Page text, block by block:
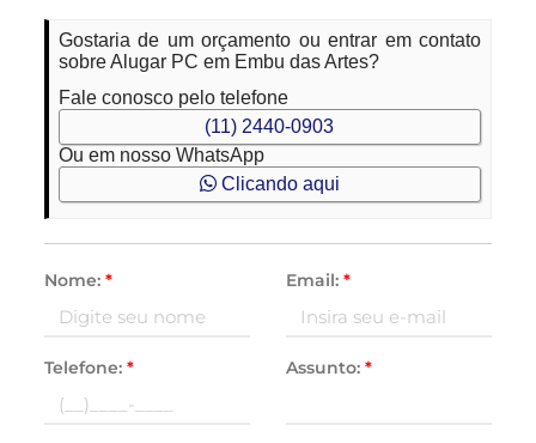
Gostaria de um orçamento ou entrar em contato
sobre Alugar PC em Embu das Artes?
Fale conosco pelo telefone
(11) 2440-0903
Ou em nosso WhatsApp
Clicando aqui
Nome: * Email: *
Telefone: * Assunto: *